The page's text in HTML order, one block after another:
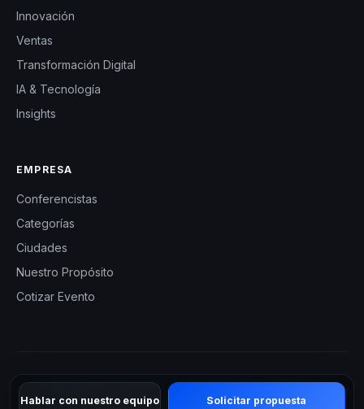
Hablar con nuestro equipo Solicitar propuesta
Innovación
Ventas
Transformación Digital
IA & Tecnología
Insights
EMPRESA
Conferencistas
Categorías
Ciudades
Nuestro Propósito
Cotizar Evento
© 2026 CHM El Salvador — Charlas Motivacionales en El
Salvador. Todos los derechos reservados.